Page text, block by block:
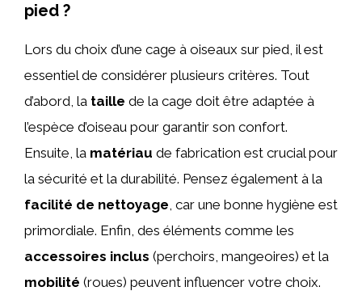
pied ?
Lors du choix d’une cage à oiseaux sur pied, il est
essentiel de considérer plusieurs critères. Tout
d’abord, la taille de la cage doit être adaptée à
l’espèce d’oiseau pour garantir son confort.
Ensuite, la matériau de fabrication est crucial pour
la sécurité et la durabilité. Pensez également à la
facilité de nettoyage, car une bonne hygiène est
primordiale. Enfin, des éléments comme les
accessoires inclus (perchoirs, mangeoires) et la
mobilité (roues) peuvent influencer votre choix.